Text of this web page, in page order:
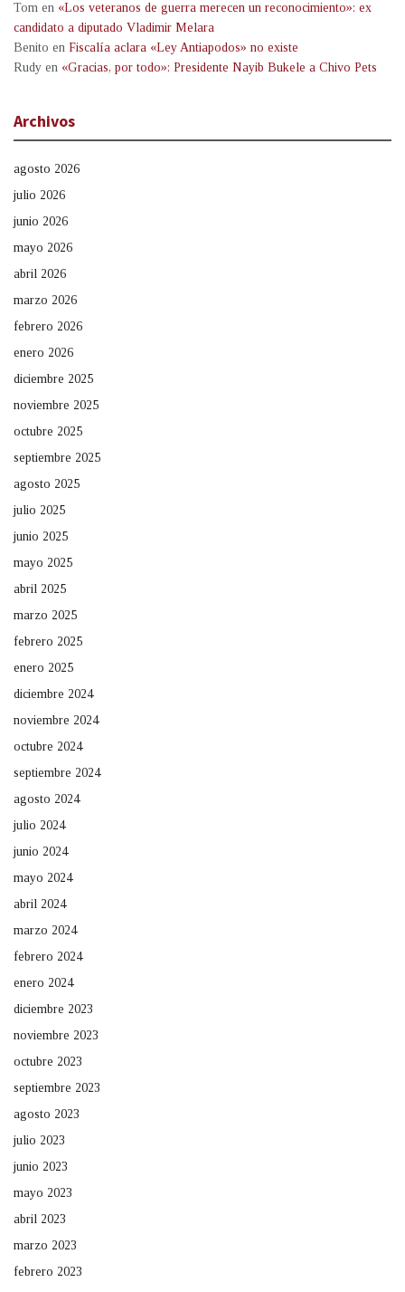
Tom en «Los veteranos de guerra merecen un reconocimiento»: ex
candidato a diputado Vladimir Melara
Benito en Fiscalía aclara «Ley Antiapodos» no existe
Rudy en «Gracias, por todo»: Presidente Nayib Bukele a Chivo Pets
Archivos
agosto 2026
julio 2026
junio 2026
mayo 2026
abril 2026
marzo 2026
febrero 2026
enero 2026
diciembre 2025
noviembre 2025
octubre 2025
septiembre 2025
agosto 2025
julio 2025
junio 2025
mayo 2025
abril 2025
marzo 2025
febrero 2025
enero 2025
diciembre 2024
noviembre 2024
octubre 2024
septiembre 2024
agosto 2024
julio 2024
junio 2024
mayo 2024
abril 2024
marzo 2024
febrero 2024
enero 2024
diciembre 2023
noviembre 2023
octubre 2023
septiembre 2023
agosto 2023
julio 2023
junio 2023
mayo 2023
abril 2023
marzo 2023
febrero 2023